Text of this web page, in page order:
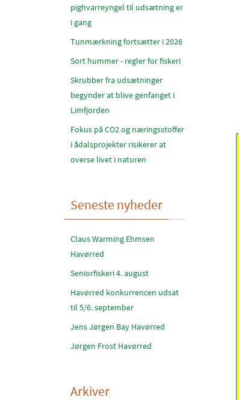
pighvarreyngel til udsætning er
i gang
Tunmærkning fortsætter i 2026
Sort hummer - regler for fiskeri
Skrubber fra udsætninger
begynder at blive genfanget i
Limfjorden
Fokus på CO2 og næringsstoffer
i ådalsprojekter risikerer at
overse livet i naturen
Seneste nyheder
Claus Warming Ehmsen
Havørred
Seniorfiskeri 4. august
Havørred konkurrencen udsat
til 5/6. september
Jens Jørgen Bay Havørred
Jørgen Frost Havørred
Arkiver